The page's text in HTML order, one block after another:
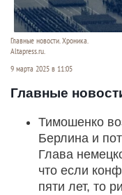
Главные новости. Хроника.
Altapress.ru.
9 марта 2025 в 11:05
Главные
Тимошенко
Берлина и
Глава
что если
пяти лет, то